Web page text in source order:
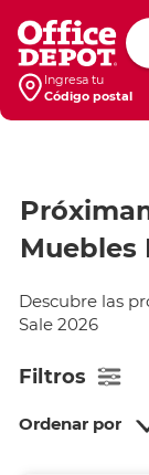
Ingresa tu
Código postal
Muebles
Descubre las
Sale 2026
Filtros
Ordenar por